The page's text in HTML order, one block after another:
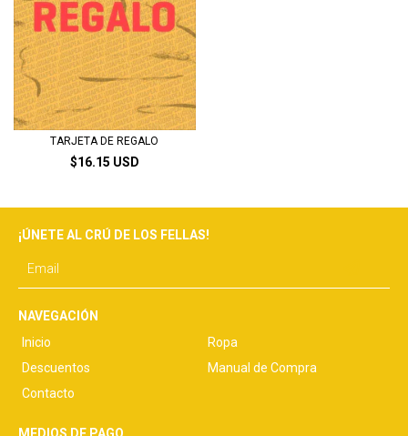
TARJETA DE REGALO
$16.15 USD
¡ÚNETE AL CRÚ DE LOS FELLAS!
NAVEGACIÓN
Inicio
Ropa
Descuentos
Manual de Compra
Contacto